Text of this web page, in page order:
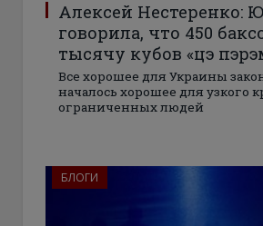
Алексей Нестеренко:
говорила, что 450
тысячу кубов «цэ
Все хорошее для Украины
началось хорошее для узкого
ограниченных людей
БЛОГИ